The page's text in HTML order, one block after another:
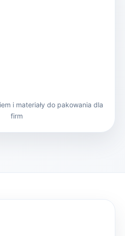
i materiały do pakowania dla
firm